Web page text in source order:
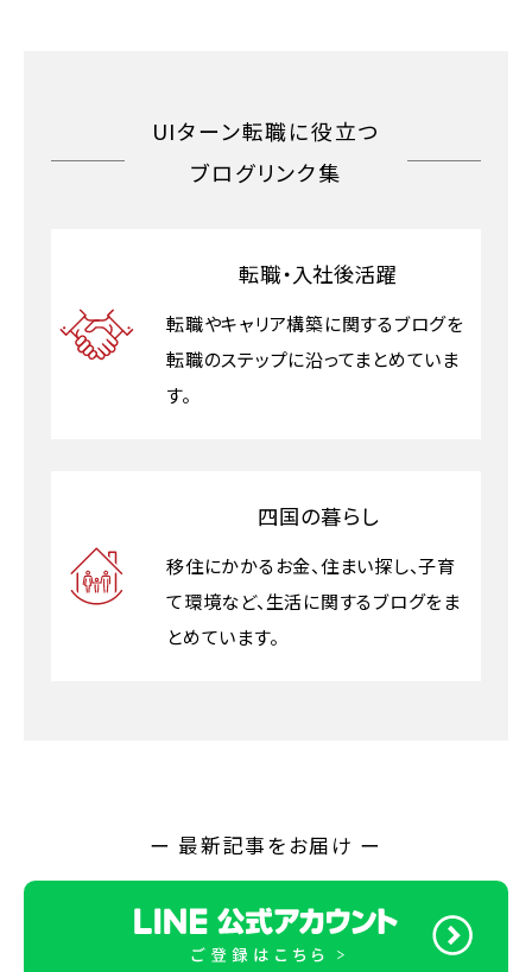
UIターン転職に役立つ
ブログリンク集
転職・入社後活躍
転職やキャリア構築に関するブログを
転職のステップに沿ってまとめていま
す。
四国の暮らし
移住にかかるお金、住まい探し、子育
て環境など、生活に関するブログをま
とめています。
ー 最新記事をお届け ー